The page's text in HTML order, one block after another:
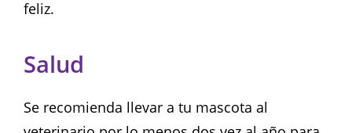
feliz.
Salud
Se recomienda llevar a tu mascota al